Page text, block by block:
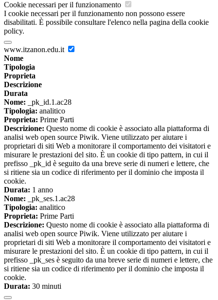
Cookie necessari per il funzionamento
I cookie necessari per il funzionamento non possono essere
disabilitati. È possibile consultare l'elenco nella pagina della cookie
policy.
www.itzanon.edu.it
Nome
Tipologia
Proprieta
Descrizione
Durata
Nome: _pk_id.1.ac28
Tipologia: analitico
Proprieta: Prime Parti
Descrizione: Questo nome di cookie è associato alla piattaforma di
analisi web open source Piwik. Viene utilizzato per aiutare i
proprietari di siti Web a monitorare il comportamento dei visitatori e
misurare le prestazioni del sito. È un cookie di tipo pattern, in cui il
prefisso _pk_id è seguito da una breve serie di numeri e lettere, che
si ritiene sia un codice di riferimento per il dominio che imposta il
cookie.
Durata: 1 anno
Nome: _pk_ses.1.ac28
Tipologia: analitico
Proprieta: Prime Parti
Descrizione: Questo nome di cookie è associato alla piattaforma di
analisi web open source Piwik. Viene utilizzato per aiutare i
proprietari di siti Web a monitorare il comportamento dei visitatori e
misurare le prestazioni del sito. È un cookie di tipo pattern, in cui il
prefisso _pk_ses è seguito da una breve serie di numeri e lettere, che
si ritiene sia un codice di riferimento per il dominio che imposta il
cookie.
Durata: 30 minuti